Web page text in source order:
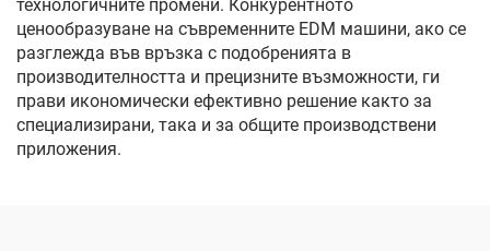
технологичните промени. Конкурентното
ценообразуване на съвременните EDM машини, ако се
разглежда във връзка с подобренията в
производителността и прецизните възможности, ги
прави икономически ефективно решение както за
специализирани, така и за общите производствени
приложения.